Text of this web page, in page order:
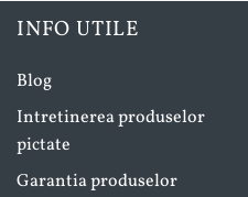
INFO UTILE
Blog
Intretinerea produselor
pictate
Garantia produselor